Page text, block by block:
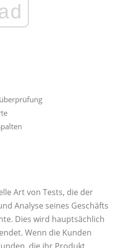
Art von Tests, die der
Analyse seines Geschäfts
Dies wird hauptsächlich
Wenn die Kunden